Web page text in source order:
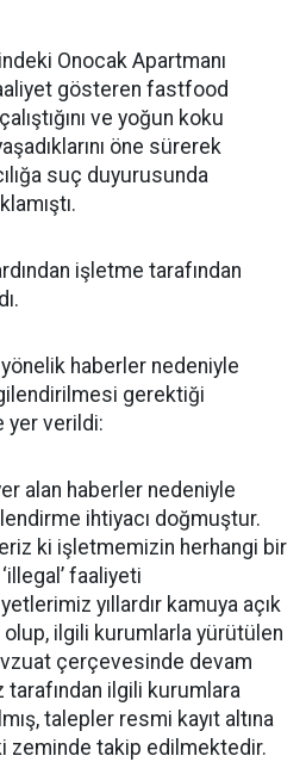
Onocak Apartmanı
gösteren fastfood
ve yoğun koku
öne sürerek
suç duyurusunda
işletme tarafından
haberler nedeniyle
gerektiği
yer verildi:
alan haberler nedeniyle
ihtiyacı doğmuştur.
ki işletmemizin herhangi bir
‘illegal’ faaliyeti
yıllardır kamuya açık
ilgili kurumlarla yürütülen
çerçevesinde devam
ilgili kurumlara
talepler resmi kayıt altına
zeminde takip edilmektedir.